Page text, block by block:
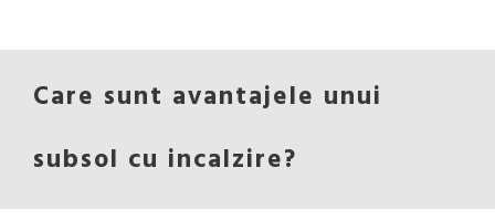
Care sunt avantajele unui
subsol cu incalzire?